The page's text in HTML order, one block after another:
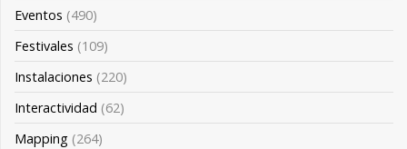
Eventos (490)
Festivales (109)
Instalaciones (220)
Interactividad (62)
Mapping (264)